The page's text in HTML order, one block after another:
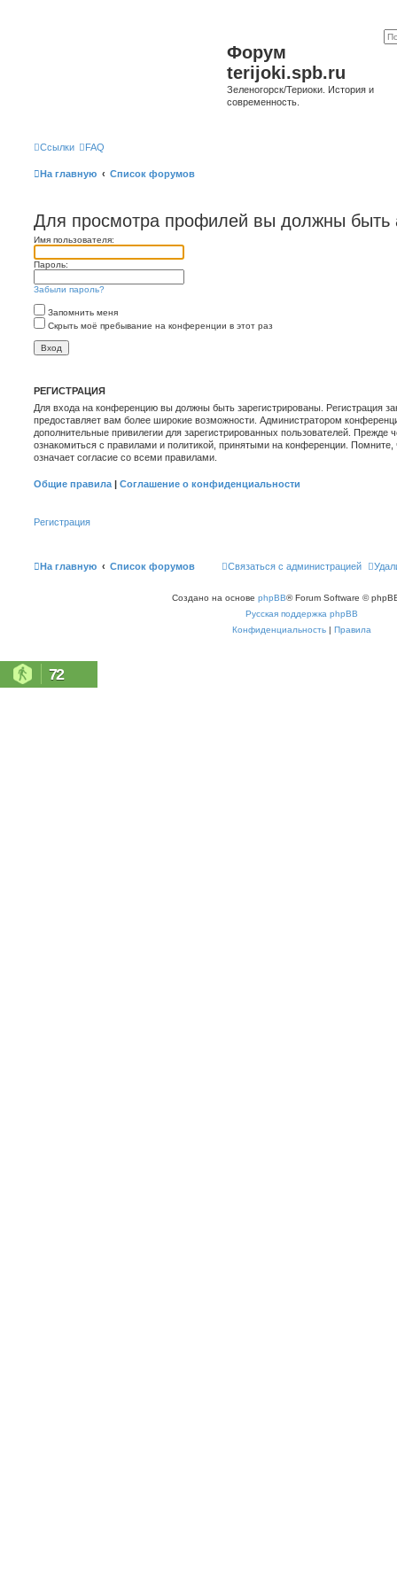
Форум
terijoki.spb.ru
Зеленогорск/Териоки. История и
современность.
Ссылки FAQ
На главную Список форумов
Для просмотра профилей вы должны быть
Имя пользователя:
Пароль:
Забыли пароль?
Запомнить меня
Скрыть моё пребывание на конференции в этот раз
РЕГИСТРАЦИЯ
Для входа на конференцию вы должны быть зарегистрированы. Регистрация
предоставляет вам более широкие возможности. Администратором
дополнительные привилегии для зарегистрированных пользователей. Прежде
ознакомиться с правилами и политикой, принятыми на конференции.
означает согласие со всеми правилами.
Общие правила | Соглашение о конфиденциальности
Регистрация
На главную Список форумов Связаться с администрацией
Создано на основе phpBB® Forum Software ©
Русская поддержка phpBB
Конфиденциальность | Правила
72